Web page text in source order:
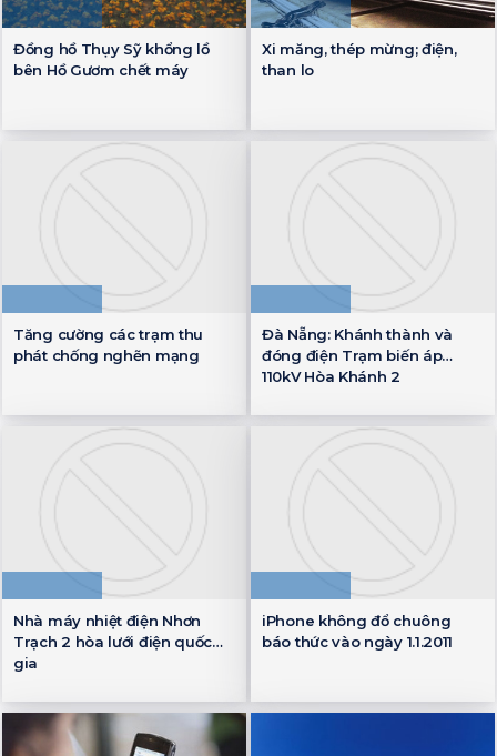
Đồng hồ Thụy Sỹ khổng lồ
bên Hồ Gươm chết máy
Xi măng, thép mừng; điện,
than lo
Tăng cường các trạm thu
phát chống nghẽn mạng
Đà Nẵng: Khánh thành và
đóng điện Trạm biến áp
110kV Hòa Khánh 2
Nhà máy nhiệt điện Nhơn
Trạch 2 hòa lưới điện quốc
gia
iPhone không đổ chuông
báo thức vào ngày 1.1.2011